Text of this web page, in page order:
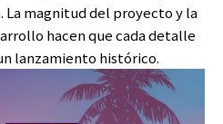
La magnitud del proyecto y la
hacen que cada detalle
lanzamiento histórico.